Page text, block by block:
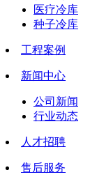
医疗冷库
种子冷库
工程案例
新闻中心
公司新闻
行业动态
人才招聘
售后服务